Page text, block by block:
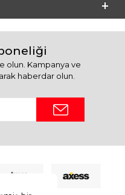
olun. Kampanya ve
haberdar olun.